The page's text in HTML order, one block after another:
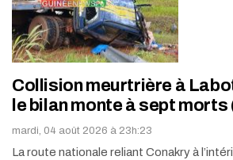
Collision meurtrière à
le bilan monte à sept
mardi, 04 août 2026 à 23h:23
La route nationale reliant Conakry à